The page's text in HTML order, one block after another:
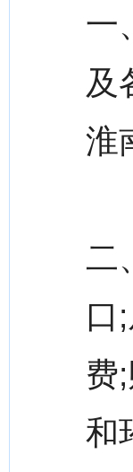
一
及
淮
二
口
费
和